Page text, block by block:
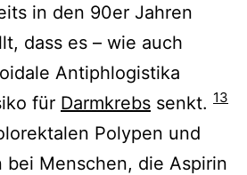
in den 90er Jahren
dass es – wie auch
Antiphlogistika
für Darmkrebs senkt. 13
Polypen und
bei Menschen, die Aspirin